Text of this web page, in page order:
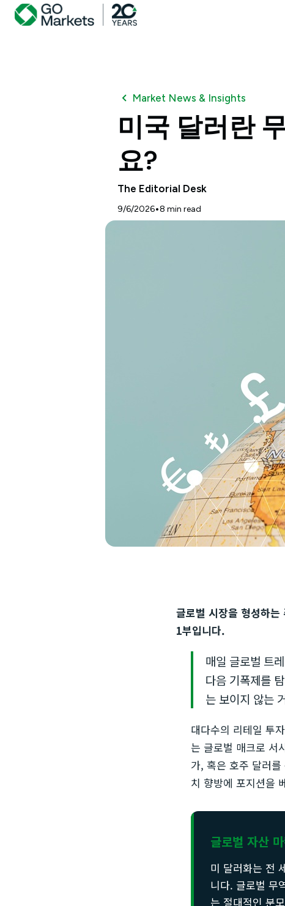
Market News & Insights
미국 달러란
요?
The Editorial Desk
9/6/2026•8 min read
글로벌 시장을 형성하
1부입니다.
매일 글로벌 트
다음 기폭제를
는 보이지 않는
대다수의 리테일 투
는 글로벌 매크로 서
가, 혹은 호주 달러
치 향방에 포지션을
글로벌 자산
미 달러화는 전
니다. 글로벌 무
는 절대적인 분